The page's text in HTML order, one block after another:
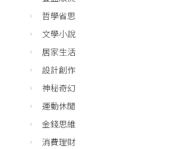
哲學省思
文學小說
居家生活
設計創作
神秘奇幻
運動休閒
金錢思維
消費理財